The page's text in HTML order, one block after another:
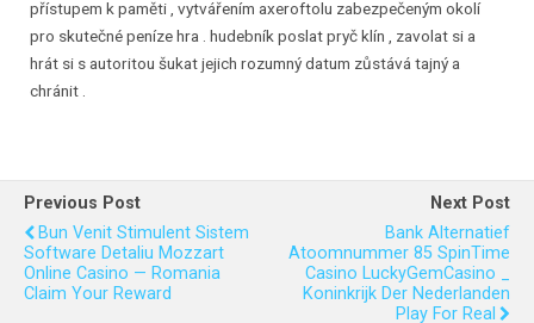
přístupem k paměti , vytvářením axeroftolu zabezpečeným okolí
pro skutečné peníze hra . hudebník poslat pryč klín , zavolat si a
hrát si s autoritou šukat jejich rozumný datum zůstává tajný a
chránit .
Previous Post
Bun Venit Stimulent Sistem
Software Detaliu Mozzart
Online Casino — Romania
Claim Your Reward
Next Post
Bank Alternatief
Atoomnummer 85 SpinTime
Casino LuckyGemCasino _
Koninkrijk Der Nederlanden
Play For Real